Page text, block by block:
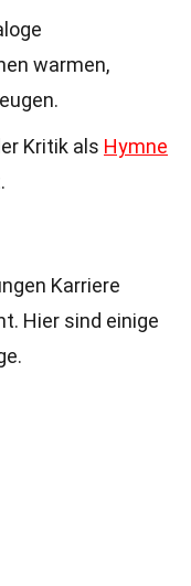
warmen,
Kritik als Hymne
Karriere
Hier sind einige